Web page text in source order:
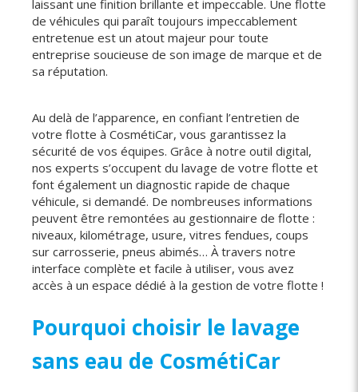
laissant une finition brillante et impeccable. Une flotte
de véhicules qui paraît toujours impeccablement
entretenue est un atout majeur pour toute
entreprise soucieuse de son image de marque et de
sa réputation.
Au delà de l’apparence, en confiant l’entretien de
votre flotte à CosmétiCar, vous garantissez la
sécurité de vos équipes. Grâce à notre outil digital,
nos experts s’occupent du lavage de votre flotte et
font également un diagnostic rapide de chaque
véhicule, si demandé. De nombreuses informations
peuvent être remontées au gestionnaire de flotte :
niveaux, kilométrage, usure, vitres fendues, coups
sur carrosserie, pneus abimés… À travers notre
interface complète et facile à utiliser, vous avez
accès à un espace dédié à la gestion de votre flotte !
Pourquoi choisir le lavage
sans eau de CosmétiCar